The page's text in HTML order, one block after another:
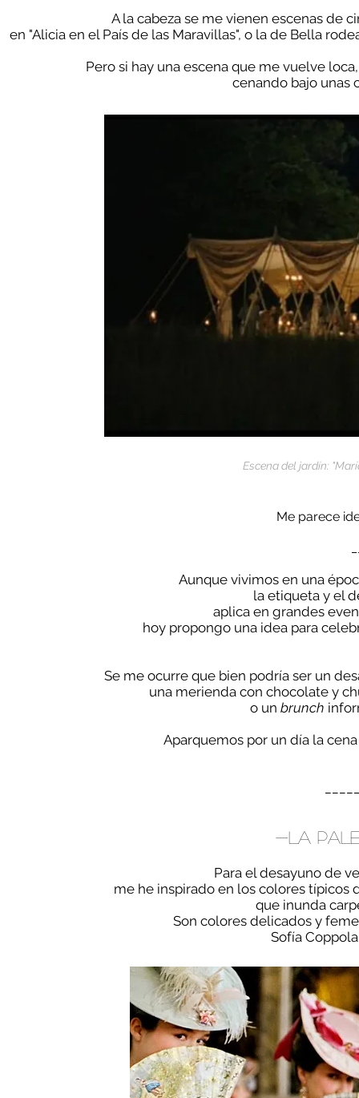
A la cabeza se me vienen escenas de
en "Alicia ​ en el País de las Maravillas", o la de Bella
Pero si hay una escena que me vuelve
cenando bajo unas
Escena del jardín:
Me parece
Aunque vivimos en una
la etiqueta y el
aplica en grandes
hoy propongo una idea para
Se me ocurre que bien podría ser un
una merienda con chocolate y
o un brunch
Aparquemos por un día la
-L A
Para el desayuno de
me he inspirado en los colores típicos
que inunda
Son colores delicados y
Sofía